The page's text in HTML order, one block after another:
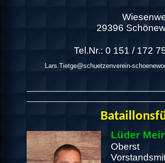
29396
Tel.Nr.: 0 151 / 172
Lars.Tietge@schuetzenverein-
Lüder
Oberst